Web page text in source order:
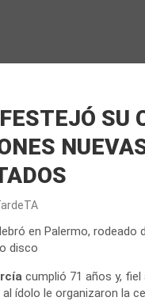
SU
en Palermo,
disco
cumplió 71 años y,
ídolo le organizaron la